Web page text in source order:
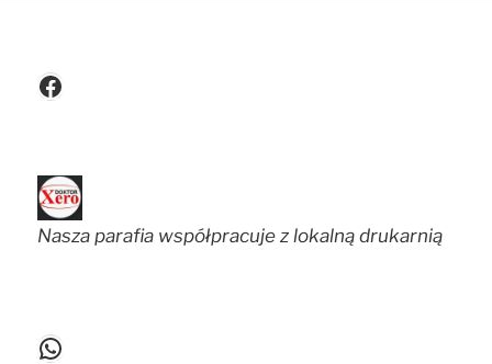
Facebook
Nasza parafia współpracuje z lokalną drukarnią
WhatsApp